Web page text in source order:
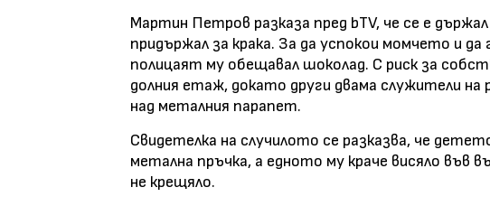
Мартин Петров разказа пред bTV, че се е
придържал за крака. За да успокои момчето и да
полицаят му обещавал шоколад. С риск за
долния етаж, докато други двама служители
над металния парапет.
Свидетелка на случилото се разказва, че
метална пръчка, а едното му краче висяло във
не крещяло.